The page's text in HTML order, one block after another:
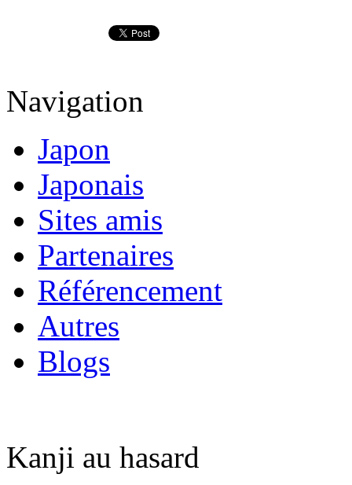
Navigation
Japon
Japonais
Sites amis
Partenaires
Référencement
Autres
Blogs
Kanji au hasard